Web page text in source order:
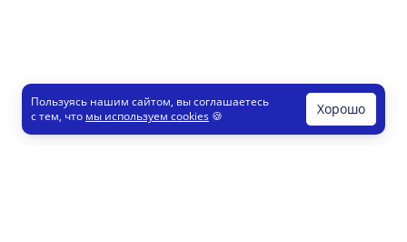
Пользуясь нашим сайтом, вы соглашаетесь
с тем, что мы используем cookies 🍪 Хорошо